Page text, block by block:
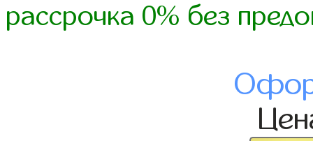
рассрочка 0% без